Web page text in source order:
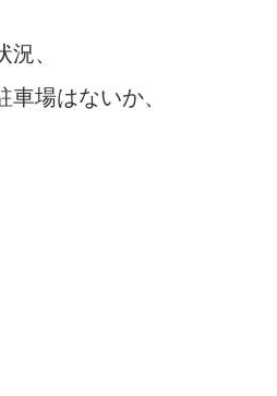
、
車場はないか、